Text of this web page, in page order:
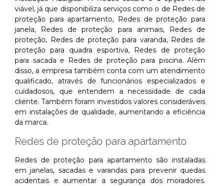
viável, já que disponibiliza serviços como o de Redes de
proteção para apartamento, Redes de proteção para
janela, Redes de proteção para animais, Redes de
proteção, Redes de proteção para varanda, Redes de
proteção para quadra esportiva, Redes de proteção
para sacada e Redes de proteção para piscina. Além
disso, a empresa também conta com um atendimento
qualificado, através de funcionários especializados e
cuidadosos, que entendem a necessidade de cada
cliente. Também foram investidos valores consideráveis
em instalações de qualidade, aumentando a eficiência
da marca.
Redes de proteção para apartamento
Redes de proteção para apartamento são instaladas
em janelas, sacadas e varandas para prevenir quedas
acidentais e aumentar a segurança dos moradores.